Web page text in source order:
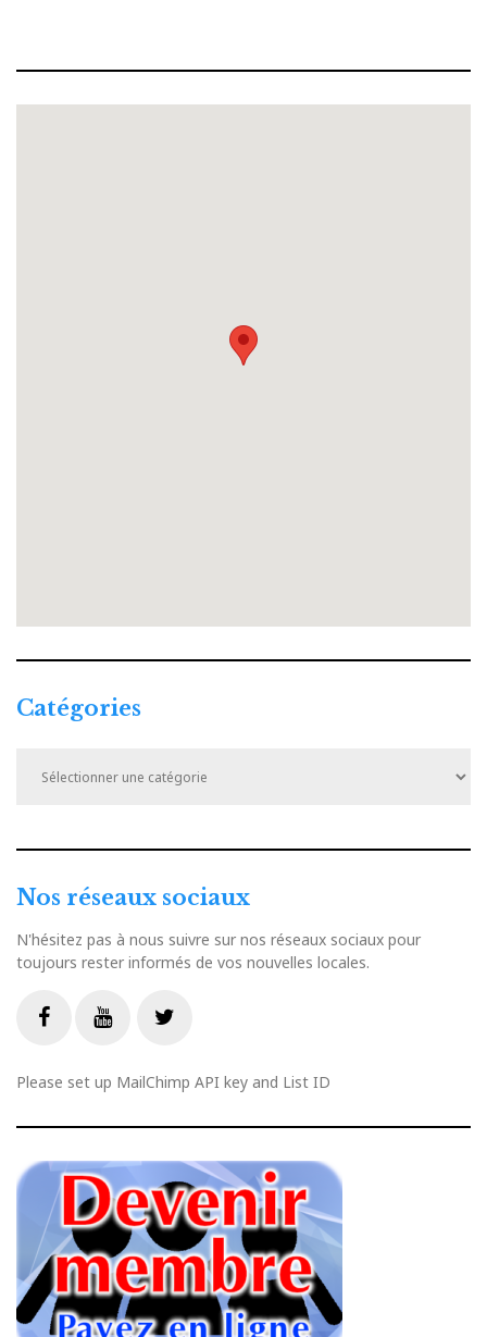
Catégories
Nos réseaux sociaux
N'hésitez pas à nous suivre sur nos réseaux sociaux pour
toujours rester informés de vos nouvelles locales.
Please set up MailChimp API key and List ID